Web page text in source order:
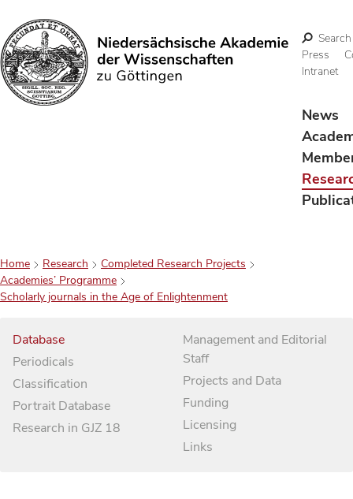
Search
Search
Press
Intranet
News
Home Research
Completed Research Projects
Academies’ Programme
Scholarly journals in the Age of Enlightenment
Database
Periodicals
Classification
Portrait Database
Research in GJZ 18
Management and Editorial
Staff
Projects and Data
Funding
Licensing
Links